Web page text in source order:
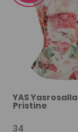
YAS
Pristine
34